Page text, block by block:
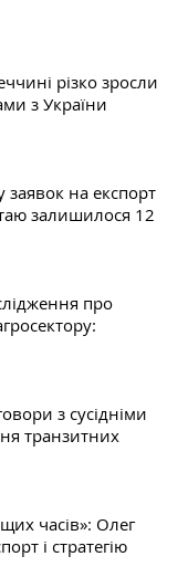
різко зросли
з України
на експорт
залишилося 12
про
з сусідніми
транзитних
часів»: Олег
і стратегію